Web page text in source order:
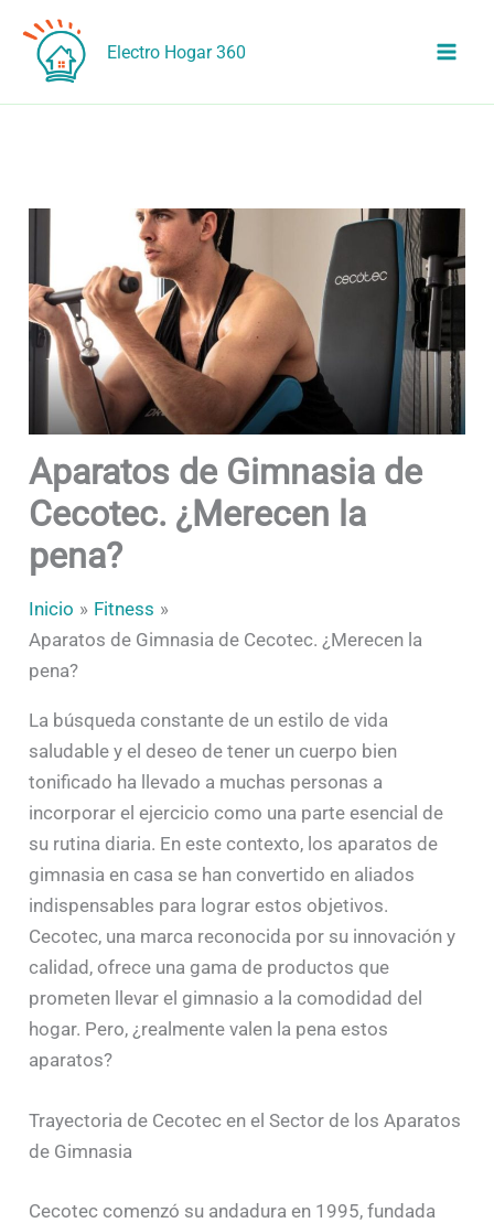
contenido
Electro Hogar 360
Aparatos de Gimnasia de
Cecotec. ¿Merecen la
pena?
Inicio
Fitness
Aparatos de Gimnasia de Cecotec. ¿Merecen la
pena?
La búsqueda constante de un estilo de vida
saludable y el deseo de tener un cuerpo bien
tonificado ha llevado a muchas personas a
incorporar el ejercicio como una parte esencial de
su rutina diaria. En este contexto, los aparatos de
gimnasia en casa se han convertido en aliados
indispensables para lograr estos objetivos.
Cecotec, una marca reconocida por su innovación y
calidad, ofrece una gama de productos que
prometen llevar el gimnasio a la comodidad del
hogar. Pero, ¿realmente valen la pena estos
aparatos?
Trayectoria de Cecotec en el Sector de los Aparatos
de Gimnasia
Cecotec comenzó su andadura en 1995, fundada